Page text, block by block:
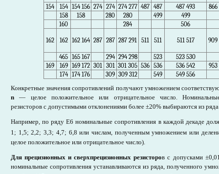
154
154 154 156 274 274 274 277 487 487 487 493
866
158
158 280 280 499
499
160
284 506
162 162 162 164 287 287 287 291 511 511 511 517 909
465 165 167 294 294 298 523
523 530
169
169 169 172 301 301 301 305 536 536 536 542
953
174 174 176 309 309 312 549
549 556
Конкретные значения сопротивлений получают умножением
n
— целое положительное или отрицательное число.
резисторов с допустимыми отклонениями более ±20% выбираются из
Например, по ряду Е6 номинальные сопротивления в каждой декаде
1; 1,5; 2,2; 3,3; 4,7; 6,8 или числам, полученным умножением или
целое положительное или отрицательное число).
Для прецизионных и сверхпрецизионных резисторов с допусками
номинальные сопротивления устанавливаются из ряда, полученного